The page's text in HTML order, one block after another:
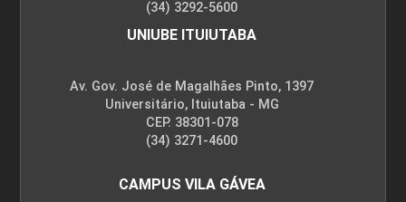
(34) 3292-5600
UNIUBE ITUIUTABA
Av. Gov. José de Magalhães Pinto, 1397
Universitário, Ituiutaba - MG
CEP. 38301-078
(34) 3271-4600
CAMPUS VILA GÁVEA